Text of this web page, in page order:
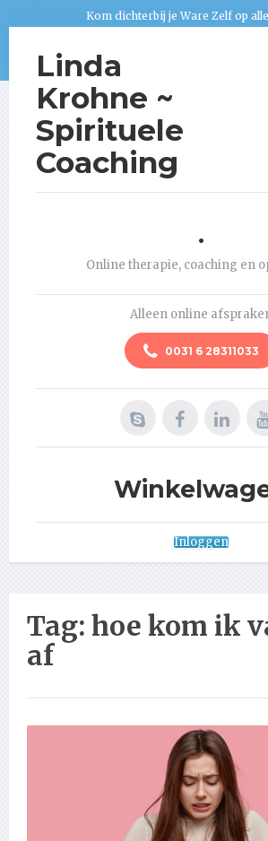
Kom dichterbij je Ware Zelf op
Linda
Krohne ~
Spirituele
Coaching
.
Online therapie, coaching en
Alleen online
0031 6 28311033
Inloggen
Tag: hoe kom ik
af